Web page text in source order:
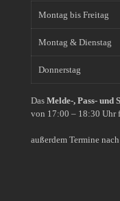
Montag bis Freitag
Montag & Dienstag
Donnerstag
Das Melde-, Pass- und
von 17:00 – 18:30 Uhr
außerdem Termine